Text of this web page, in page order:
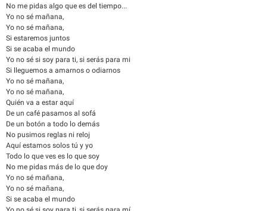
No me pidas algo que es del tiempo...
Yo no sé mañana,
Yo no sé mañana,
Si estaremos juntos
Si se acaba el mundo
Yo no sé si soy para ti, si serás para mi
Si lleguemos a amarnos o odiarnos
Yo no sé mañana,
Yo no sé mañana,
Quién va a estar aquí
De un café pasamos al sofá
De un botón a todo lo demás
No pusimos reglas ni reloj
Aquí estamos solos tú y yo
Todo lo que ves es lo que soy
No me pidas más de lo que doy
Yo no sé mañana,
Yo no sé mañana,
Si se acaba el mundo